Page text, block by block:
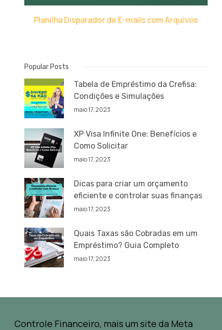
Planilha Disparador de E-mails com Arquivos
Popular Posts
Tabela de Empréstimo da Crefisa:
Condições e Simulações
maio 17, 2023
XP Visa Infinite One: Benefícios e
Como Solicitar
maio 17, 2023
Dicas para criar um orçamento
eficiente e controlar suas finanças
maio 17, 2023
Quais Taxas são Cobradas em um
Empréstimo? Guia Completo
maio 17, 2023
Controle Financeiro, mais um site da Meta